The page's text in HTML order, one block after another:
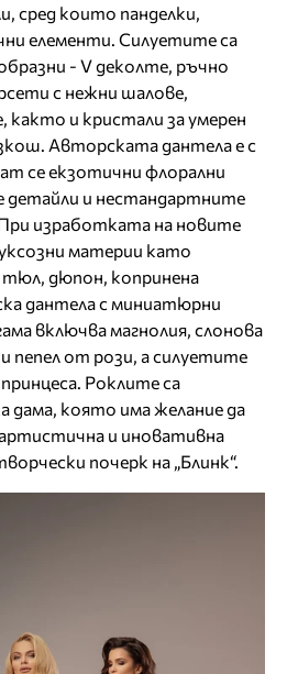
сред които панделки,
елементи. Силуетите са
- V деколте, ръчно
с нежни шалове,
и кристали за умерен
Авторската дантела е с
се екзотични флорални
и нестандартните
изработката на новите
материи като
тюл, дюпон, копринена
дантела с миниатюрни
включва магнолия, слонова
пепел от рози, а силуетите
принцеса. Роклите са
дама, която има желание да
и иновативна
почерк на „Блинк“.